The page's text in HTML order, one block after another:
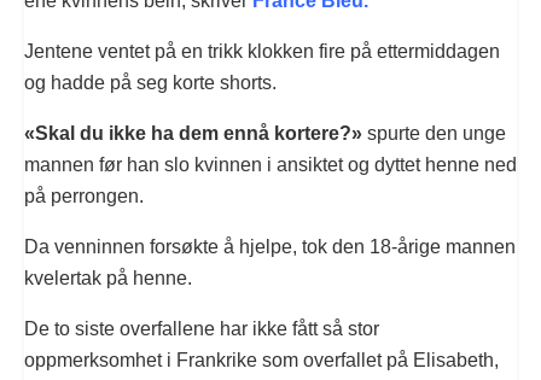
Jentene ventet på en trikk klokken fire på ettermiddagen
og hadde på seg korte shorts.
«Skal du ikke ha dem ennå kortere?» spurte den unge
mannen før han slo kvinnen i ansiktet og dyttet henne ned
på perrongen.
Da venninnen forsøkte å hjelpe, tok den 18-årige mannen
kvelertak på henne.
De to siste overfallene har ikke fått så stor
oppmerksomhet i Frankrike som overfallet på Elisabeth,